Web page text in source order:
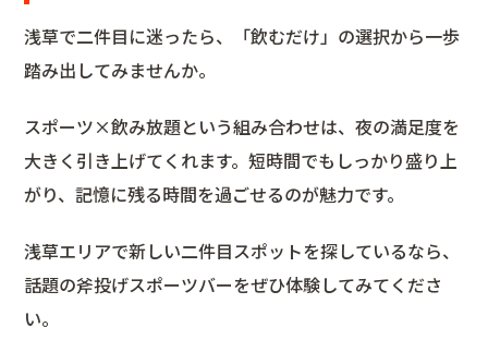
浅草で二件目に迷ったら、「飲むだけ」の選択から一歩
踏み出してみませんか。
スポーツ×飲み放題という組み合わせは、夜の満足度を
大きく引き上げてくれます。短時間でもしっかり盛り上
がり、記憶に残る時間を過ごせるのが魅力です。
浅草エリアで新しい二件目スポットを探しているなら、
話題の斧投げスポーツバーをぜひ体験してみてくださ
い。